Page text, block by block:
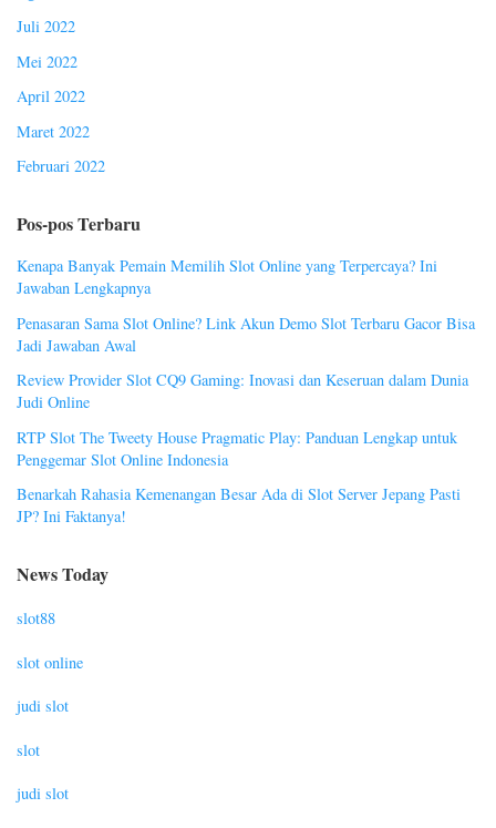
Juli 2022
Mei 2022
April 2022
Maret 2022
Februari 2022
Pos-pos Terbaru
Kenapa Banyak Pemain Memilih Slot Online yang Terpercaya? Ini
Jawaban Lengkapnya
Penasaran Sama Slot Online? Link Akun Demo Slot Terbaru Gacor Bisa
Jadi Jawaban Awal
Review Provider Slot CQ9 Gaming: Inovasi dan Keseruan dalam Dunia
Judi Online
RTP Slot The Tweety House Pragmatic Play: Panduan Lengkap untuk
Penggemar Slot Online Indonesia
Benarkah Rahasia Kemenangan Besar Ada di Slot Server Jepang Pasti
JP? Ini Faktanya!
News Today
slot88
slot online
judi slot
slot
judi slot